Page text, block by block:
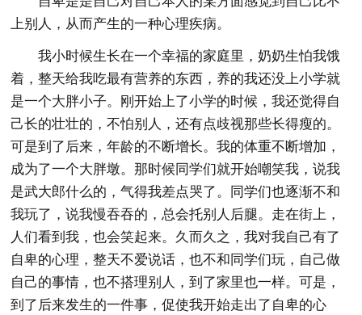
上别人，从而产生的一种心理疾病。
我小时候生长在一个幸福的家庭里，奶奶生怕我饿
着，整天给我吃最有营养的东西，养的我还没上小学就
是一个大胖小子。刚开始上了小学的时候，我还觉得自
己长的壮壮的，不怕别人，还有点歧视那些长得瘦的。
可是到了后来，年龄的不断增长。我的体重不断增加，
成为了一个大胖墩。那时候同学们就开始嘲笑我，说我
是武大郎什么的，气得我差点哭了。同学们也逐渐不和
我玩了，说我慢吞吞的，总会托别人后腿。走在街上，
人们看到我，也会笑起来。久而久之，我对我自己有了
自卑的心理，整天不爱说话，也不和同学们玩，自己做
自己的事情，也不搭理别人，到了家里也一样。可是，
到了后来发生的一件事，促使我开始走出了自卑的心